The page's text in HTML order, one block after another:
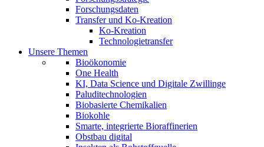
Forschungsdaten
Transfer und Ko-Kreation
Ko-Kreation
Technologietransfer
Unsere Themen
Bioökonomie
One Health
KI, Data Science und Digitale Zwillinge
Paluditechnologien
Biobasierte Chemikalien
Biokohle
Smarte, integrierte Bioraffinerien
Obstbau digital